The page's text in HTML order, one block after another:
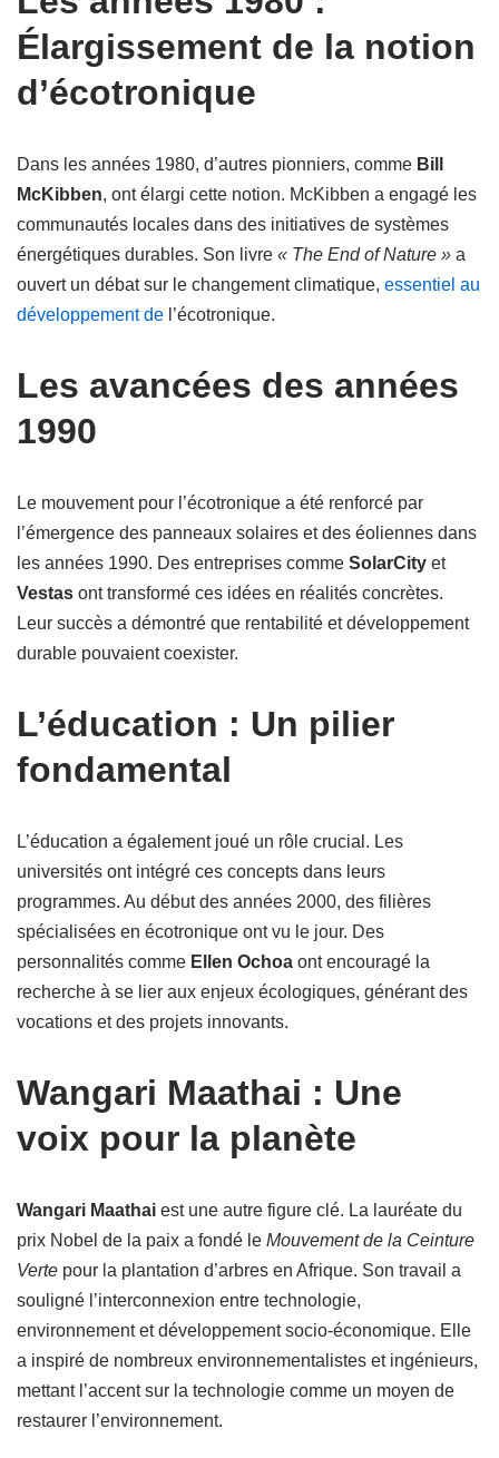
Élargissement de la notion
d’écotronique
Dans les années 1980, d’autres pionniers, comme Bill
McKibben, ont élargi cette notion. McKibben a engagé les
communautés locales dans des initiatives de systèmes
énergétiques durables. Son livre « The End of Nature » a
ouvert un débat sur le changement climatique, essentiel au
développement de l’écotronique.
Les avancées des années
1990
Le mouvement pour l’écotronique a été renforcé par
l’émergence des panneaux solaires et des éoliennes dans
les années 1990. Des entreprises comme SolarCity et
Vestas ont transformé ces idées en réalités concrètes.
Leur succès a démontré que rentabilité et développement
durable pouvaient coexister.
L’éducation : Un pilier
fondamental
L’éducation a également joué un rôle crucial. Les
universités ont intégré ces concepts dans leurs
programmes. Au début des années 2000, des filières
spécialisées en écotronique ont vu le jour. Des
personnalités comme Ellen Ochoa ont encouragé la
recherche à se lier aux enjeux écologiques, générant des
vocations et des projets innovants.
Wangari Maathai : Une
voix pour la planète
Wangari Maathai est une autre figure clé. La lauréate du
prix Nobel de la paix a fondé le Mouvement de la Ceinture
Verte pour la plantation d’arbres en Afrique. Son travail a
souligné l’interconnexion entre technologie,
environnement et développement socio-économique. Elle
a inspiré de nombreux environnementalistes et ingénieurs,
mettant l’accent sur la technologie comme un moyen de
restaurer l’environnement.